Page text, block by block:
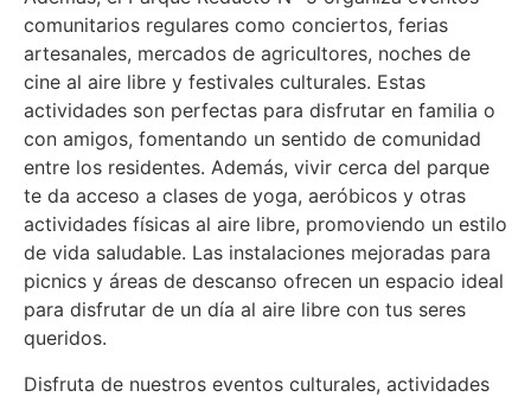
comunitarios regulares como conciertos, ferias
artesanales, mercados de agricultores, noches de
cine al aire libre y festivales culturales. Estas
actividades son perfectas para disfrutar en familia o
con amigos, fomentando un sentido de comunidad
entre los residentes. Además, vivir cerca del parque
te da acceso a clases de yoga, aeróbicos y otras
actividades físicas al aire libre, promoviendo un estilo
de vida saludable. Las instalaciones mejoradas para
picnics y áreas de descanso ofrecen un espacio ideal
para disfrutar de un día al aire libre con tus seres
queridos.
Disfruta de nuestros eventos culturales, actividades